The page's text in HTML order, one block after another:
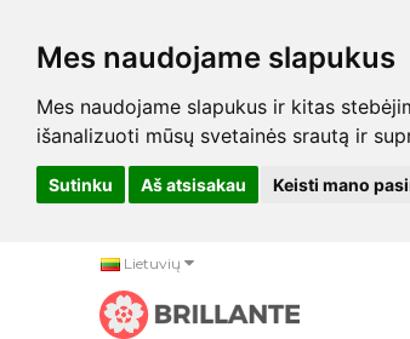
Mes naudojame slapukus
Mes naudojame slapukus ir kitas
išanalizuoti mūsų svetainės srautą ir
Sutinku Aš atsisakau Keisti mano
Lietuvių